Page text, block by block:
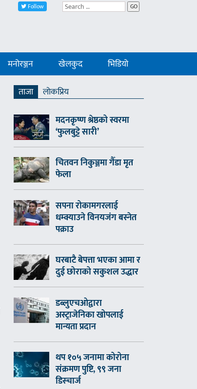
Follow GO
मनोरञ्जन खेलकुद भिडियो
ताजा
लाेकप्रिय
मदनकृष्ण श्रेष्ठको स्वरमा
‘फुलबुट्टे सारी’
चितवन निकुञ्जमा गैँडा मृत
फेला
सपना रोकामगरलाई
धम्क्याउने विनयजंग बस्नेत
पक्राउ
घरबाटै बेपत्ता भएका आमा र
दुई छोराको सकुशल उद्धार
डब्लुएचओद्वारा
अस्ट्राजेनिका खोपलाई
मान्यता प्रदान
थप १०५ जनामा कोरोना
संक्रमण पुष्टि, ९९ जना
डिस्चार्ज